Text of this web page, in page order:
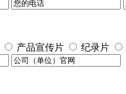
产品宣传片 纪录片